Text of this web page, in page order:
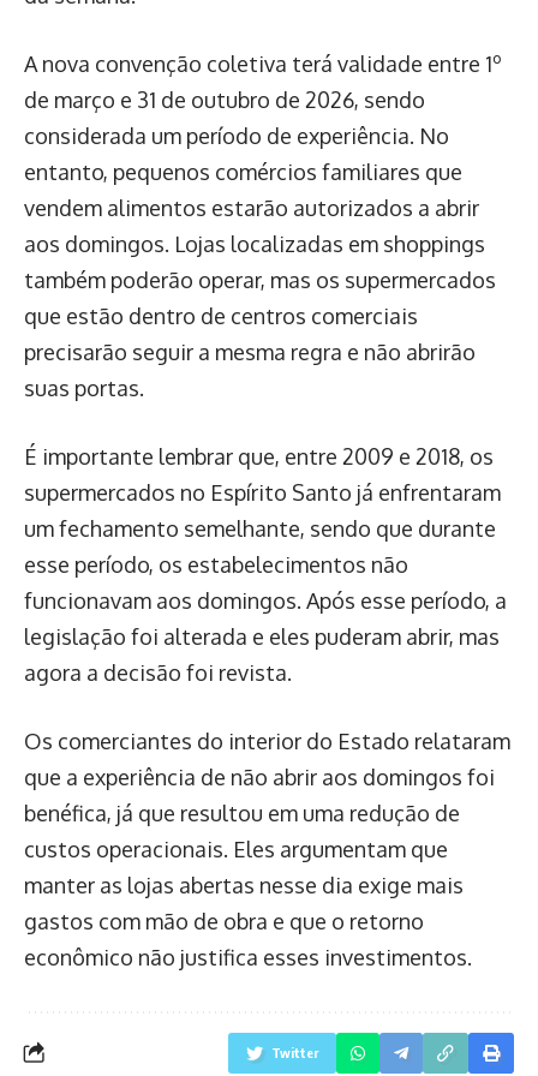
A nova convenção coletiva terá validade entre 1º
de março e 31 de outubro de 2026, sendo
considerada um período de experiência. No
entanto, pequenos comércios familiares que
vendem alimentos estarão autorizados a abrir
aos domingos. Lojas localizadas em shoppings
também poderão operar, mas os supermercados
que estão dentro de centros comerciais
precisarão seguir a mesma regra e não abrirão
suas portas.
É importante lembrar que, entre 2009 e 2018, os
supermercados no Espírito Santo já enfrentaram
um fechamento semelhante, sendo que durante
esse período, os estabelecimentos não
funcionavam aos domingos. Após esse período, a
legislação foi alterada e eles puderam abrir, mas
agora a decisão foi revista.
Os comerciantes do interior do Estado relataram
que a experiência de não abrir aos domingos foi
benéfica, já que resultou em uma redução de
custos operacionais. Eles argumentam que
manter as lojas abertas nesse dia exige mais
gastos com mão de obra e que o retorno
econômico não justifica esses investimentos.
Twitter